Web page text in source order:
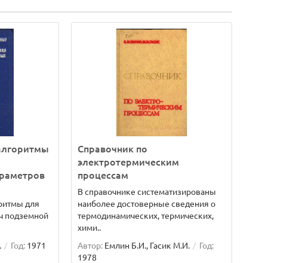
для
подземной
Год: 1971
Справочник по
электротермическим
процессам
В справочнике систематизированы
наиболее достоверные сведения о
термодинамических, термических,
хими..
Автор: Емлин Б.И., Гасик М.И.
Год:
1978